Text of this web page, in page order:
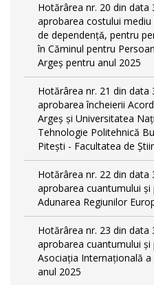
Hotărârea nr. 20 din data
aprobarea costului
de dependențǎ, pentru
în Căminul pentru
Argeș pentru anul 2025
Hotărârea nr. 21 din data
aprobarea încheierii
Argeș și Universitatea
Tehnologie Politehnică
Pitești - Facultatea de
Hotărârea nr. 22 din data
aprobarea cuantumului
Adunarea Regiunilor
Hotărârea nr. 23 din data
aprobarea cuantumului
Asociația Internațională
anul 2025